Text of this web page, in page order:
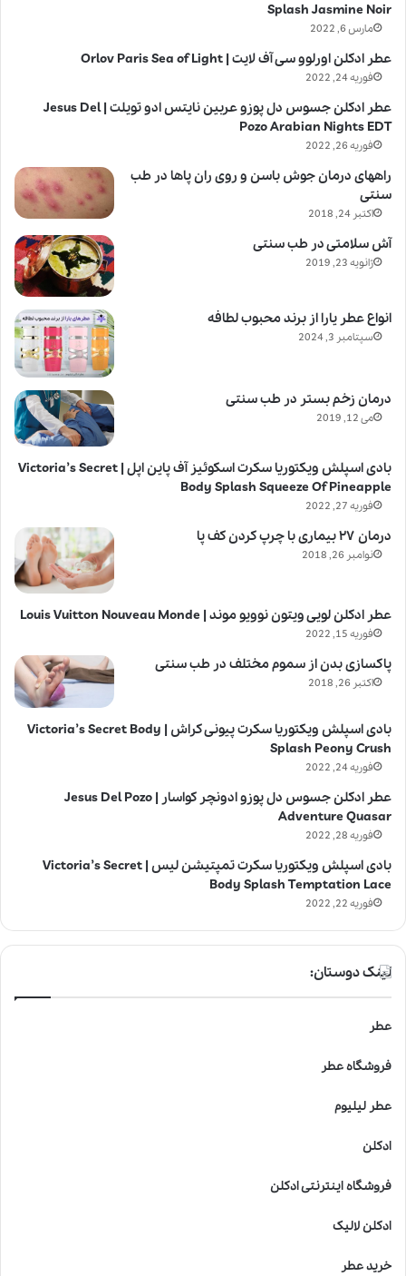
Splash Jasmine Noir
مارس 6, 2022
عطر ادکلن اورلوو سی آف لایت | Orlov Paris Sea of Light
فوریه 24, 2022
عطر ادکلن جسوس دل پوزو عربین نایتس ادو تویلت | Jesus Del
Pozo Arabian Nights EDT
فوریه 26, 2022
راههای درمان جوش باسن و روی ران پاها در طب
سنتی
اکتبر 24, 2018
آش سلامتی در طب سنتی
ژانویه 23, 2019
انواع عطر یارا از برند محبوب لطافه
سپتامبر 3, 2024
درمان زخم بستر در طب سنتی
می 12, 2019
بادی اسپلش ویکتوریا سکرت اسکوئیز آف پاین اپل | Victoria’s Secret
Body Splash Squeeze Of Pineapple
فوریه 27, 2022
درمان ۲۷ بیماری با چرپ کردن کف پا
نوامبر 26, 2018
عطر ادکلن لویی ویتون نوویو موند | Louis Vuitton Nouveau Monde
فوریه 15, 2022
پاکسازی بدن از سموم مختلف در طب سنتی
اکتبر 26, 2018
بادی اسپلش ویکتوریا سکرت پیونی کراش | Victoria’s Secret Body
Splash Peony Crush
فوریه 24, 2022
عطر ادکلن جسوس دل پوزو ادونچر کواسار | Jesus Del Pozo
Adventure Quasar
فوریه 28, 2022
بادی اسپلش ویکتوریا سکرت تمپتیشن لیس | Victoria’s Secret
Body Splash Temptation Lace
فوریه 22, 2022
لینک دوستان:
عطر
فروشگاه عطر
عطر لیلیوم
ادکلن
فروشگاه اینترنتی ادکلن
ادکلن لالیک
خرید عطر